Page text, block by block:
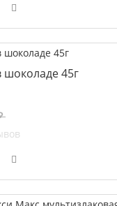
45г